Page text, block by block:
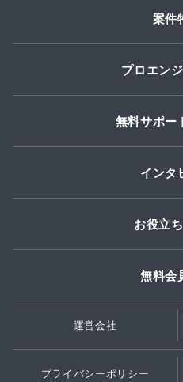
案件
プロエン
無料サポー
インタ
お役立
無料会
運営会社
プライバシーポリシー